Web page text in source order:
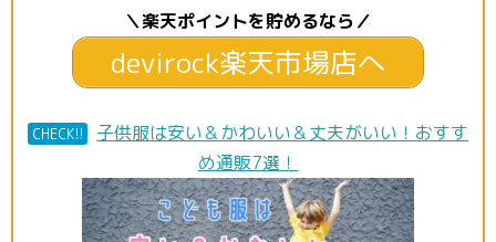
＼楽天ポイントを貯めるなら／
devirock楽天市場店へ
CHECK!!
子供服は安い＆かわいい＆丈夫がいい！おすす
め通販7選！